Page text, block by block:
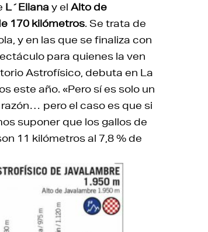
L´Eliana y el Alto de
170 kilómetros. Se trata de
y en las que se finaliza con
para quienes la ven
Astrofísico, debuta en La
este año. «Pero sí es solo un
pero el caso es que si
suponer que los gallos de
11 kilómetros al 7,8 % de